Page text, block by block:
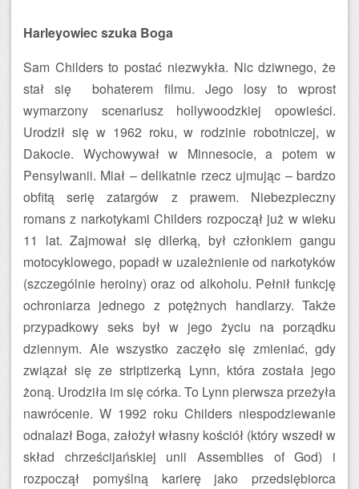
Harleyowiec szuka Boga
Sam Childers to postać niezwykła. Nic dziwnego, że
stał się bohaterem filmu. Jego losy to wprost
wymarzony scenariusz hollywoodzkiej opowieści.
Urodził się w 1962 roku, w rodzinie robotniczej, w
Dakocie. Wychowywał w Minnesocie, a potem w
Pensylwanii. Miał – delikatnie rzecz ujmując – bardzo
obfitą serię zatargów z prawem. Niebezpieczny
romans z narkotykami Childers rozpoczął już w wieku
11 lat. Zajmował się dilerką, był członkiem gangu
motocyklowego, popadł w uzależnienie od narkotyków
(szczególnie heroiny) oraz od alkoholu. Pełnił funkcję
ochroniarza jednego z potężnych handlarzy. Także
przypadkowy seks był w jego życiu na porządku
dziennym. Ale wszystko zaczęło się zmieniać, gdy
związał się ze striptizerką Lynn, która została jego
żoną. Urodziła im się córka. To Lynn pierwsza przeżyła
nawrócenie. W 1992 roku Childers niespodziewanie
odnalazł Boga, założył własny kościół (który wszedł w
skład chrześcijańskiej unii Assemblies of God) i
rozpoczął pomyślną karierę jako przedsiębiorca